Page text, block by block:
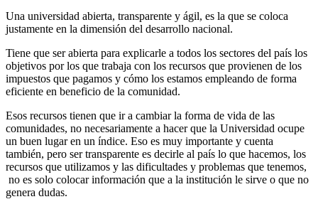
Una universidad abierta, transparente y ágil, es la que se coloca
justamente en la dimensión del desarrollo nacional.
Tiene que ser abierta para explicarle a todos los sectores del país los
objetivos por los que trabaja con los recursos que provienen de los
impuestos que pagamos y cómo los estamos empleando de forma
eficiente en beneficio de la comunidad.
Esos recursos tienen que ir a cambiar la forma de vida de las
comunidades, no necesariamente a hacer que la Universidad ocupe
un buen lugar en un índice. Eso es muy importante y cuenta
también, pero ser transparente es decirle al país lo que hacemos, los
recursos que utilizamos y las dificultades y problemas que tenemos,
no es solo colocar información que a la institución le sirve o que no
genera dudas.